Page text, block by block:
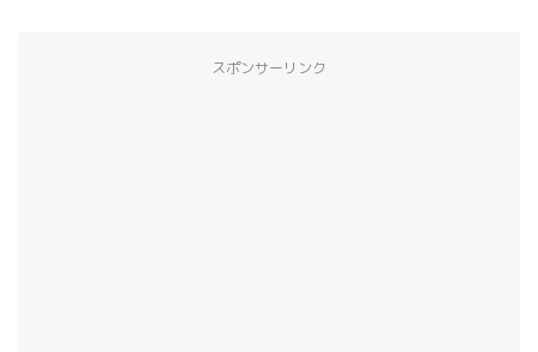
スポンサーリンク